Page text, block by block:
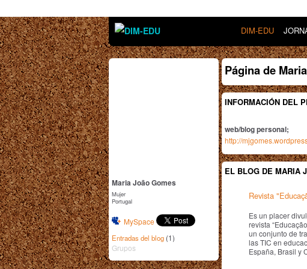
DIM-EDU
Maria João Gomes
Mujer
Portugal
MySpace
Entradas del blog (1)
Grupos
Página de
INFORMACIÓN DEL
web/blog personal;
http://
EL BLOG DE MARIA
Revista
Es un placer
revista
un conjunto de
las TIC en
España, Brasil y